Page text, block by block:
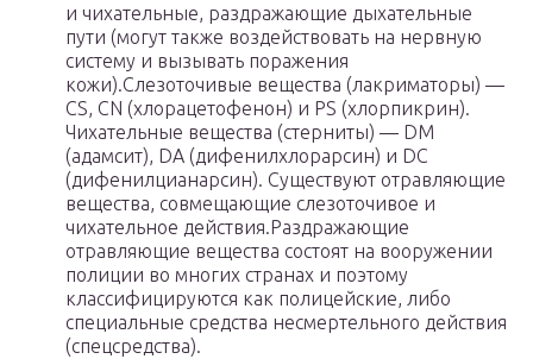
и чихательные, раздражающие дыхательные
пути (могут также воздействовать на нервную
систему и вызывать поражения
кожи).Слезоточивые вещества (лакриматоры) —
CS, CN (хлорацетофенон) и PS (хлорпикрин).
Чихательные вещества (стерниты) — DM
(адамсит), DA (дифенилхлорарсин) и DC
(дифенилцианарсин). Существуют отравляющие
вещества, совмещающие слезоточивое и
чихательное действия.Раздражающие
отравляющие вещества состоят на вооружении
полиции во многих странах и поэтому
классифицируются как полицейские, либо
специальные средства несмертельного действия
(спецсредства).